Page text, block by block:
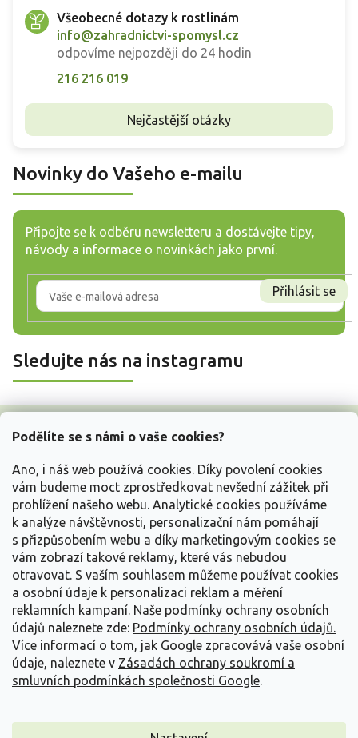
Podělíte se s námi o vaše cookies?
Ano, i náš web používá cookies. Díky povolení cookies
vám budeme moct zprostředkovat nevšední zážitek při
prohlížení našeho webu. Analytické cookies používáme
k analýze návštěvnosti, personalizační nám pomáhají
s přizpůsobením webu a díky marketingovým cookies se
vám zobrazí takové reklamy, které vás nebudou
otravovat. S vaším souhlasem můžeme používat cookies
a osobní údaje k personalizaci reklam a měření
reklamních kampaní. Naše podmínky ochrany osobních
údajů naleznete zde: Podmínky ochrany osobních údajů.
Více informací o tom, jak Google zpracovává vaše osobní
údaje, naleznete v Zásadách ochrany soukromí a
smluvních podmínkách společnosti Google.
Všeobecné dotazy k rostlinám
info@zahradnictvi-spomysl.cz
odpovíme nejpozději do 24 hodin
216 216 019
Nejčastější otázky
Novinky do Vašeho e-mailu
Připojte se k odběru newsletteru a dostávejte tipy,
návody a informace o novinkách jako první.
Přihlásit se
Sledujte nás na instagramu
Z
Vše o nákupu
Informace pro Vás
Kontakujte nás